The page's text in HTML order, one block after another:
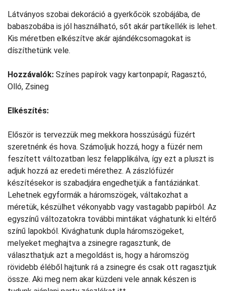
Látványos szobai dekoráció a gyerkőcök szobájába, de
babaszobába is jól használható, sőt akár partikellék is lehet.
Kis méretben elkészítve akár ajándékcsomagokat is
díszíthetünk vele.
Hozzávalók: Színes papírok vagy kartonpapír, Ragasztó,
Olló, Zsineg
Elkészítés:
Először is tervezzük meg mekkora hosszúságú füzért
szeretnénk és hova. Számoljuk hozzá, hogy a füzér nem
feszített változatban lesz felapplikálva, így ezt a pluszt is
adjuk hozzá az eredeti mérethez. A zászlófüzér
készítésekor is szabadjára engedhetjük a fantáziánkat.
Lehetnek egyformák a háromszögek, váltakozhat a
méretük, készülhet vékonyabb vagy vastagabb papírból. Az
egyszínű változatokra további mintákat vághatunk ki eltérő
színű lapokból. Kivághatunk dupla háromszögeket,
melyeket meghajtva a zsinegre ragasztunk, de
választhatjuk azt a megoldást is, hogy a háromszög
rövidebb éléből hajtunk rá a zsinegre és csak ott ragasztjuk
össze. Aki meg nem akar küzdeni vele annak készen is